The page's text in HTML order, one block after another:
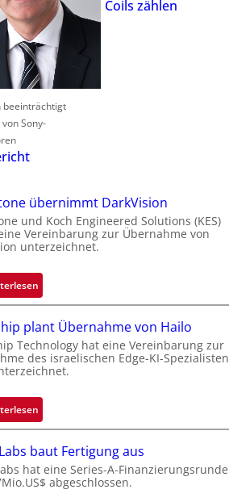
beeinträchtigt
Sony-
Coils zählen
übernimmt DarkVision
und Koch Engineered Solutions (KES)
Vereinbarung zur Übernahme von
unterzeichnet.
:
B
a
c
k
o
e
ü
b
plant Übernahme von Hailo
Technology hat eine Vereinbarung zur
des israelischen Edge-KI-Spezialisten
:
M
c
r
baut Fertigung aus
hat eine Series-A-Finanzierungsrunde
abgeschlossen.